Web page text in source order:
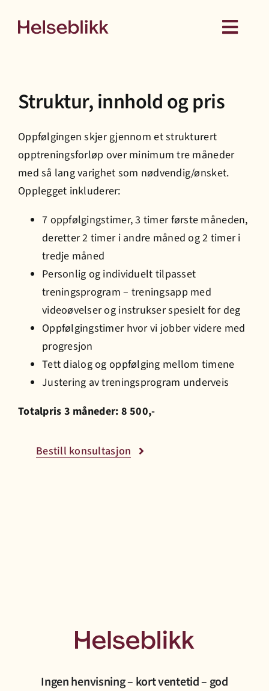
Kurs
Medlemskap
Helseattester
Om oss
Prisliste
Bestill time
Struktur, innhold og pris
Oppfølgingen skjer gjennom et strukturert
opptreningsforløp over minimum tre måneder
med så lang varighet som nødvendig/ønsket.
Opplegget inkluderer:
7 oppfølgingstimer, 3 timer første måneden,
deretter 2 timer i andre måned og 2 timer i
tredje måned
Personlig og individuelt tilpasset
treningsprogram – treningsapp med
videoøvelser og instrukser spesielt for deg
Oppfølgingstimer hvor vi jobber videre med
progresjon
Tett dialog og oppfølging mellom timene
Justering av treningsprogram underveis
Totalpris 3 måneder: 8 500,-
Bestill konsultasjon
Ingen henvisning – kort ventetid – god